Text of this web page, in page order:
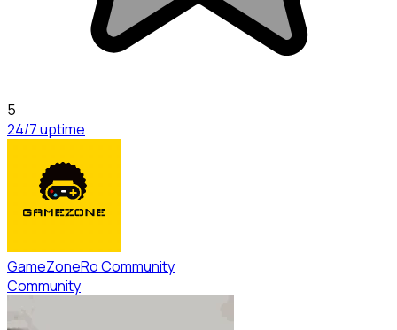
5
24/7 uptime
GameZoneRo Community
Community